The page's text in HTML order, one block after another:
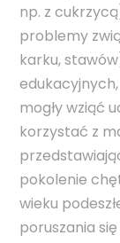
np. z
problemy
karku,
edukacyjnych,
mogły wziąć
korzystać z
pokolenie
wieku
poruszania